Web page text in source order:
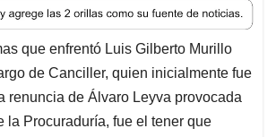
n
k
e
d
I
n
a
i
l
r
e
a
d
s
que enfrentó Luis Gilberto Murillo
de Canciller, quien inicialmente fue
renuncia de Álvaro Leyva provocada
la Procuraduría, fue el tener que